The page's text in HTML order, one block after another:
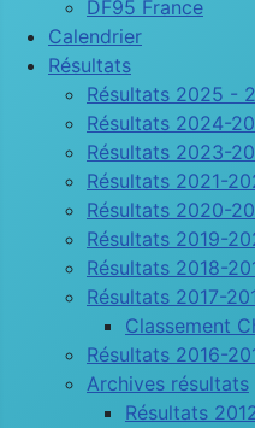
DF95 France
Calendrier
Résultats
Résultats 2025 -
Résultats 2024-
Résultats 2023-
Résultats 2021-
Résultats 2020-
Résultats 2019-
Résultats 2018-
Résultats 2017-
Classement
Résultats 2016-
Archives résultats
Résultats